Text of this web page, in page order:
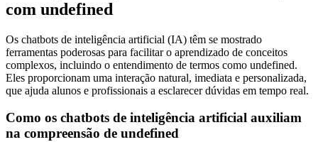
com undefined
Os chatbots de inteligência artificial (IA) têm se mostrado
ferramentas poderosas para facilitar o aprendizado de conceitos
complexos, incluindo o entendimento de termos como undefined.
Eles proporcionam uma interação natural, imediata e personalizada,
que ajuda alunos e profissionais a esclarecer dúvidas em tempo real.
Como os chatbots de inteligência artificial auxiliam
na compreensão de undefined